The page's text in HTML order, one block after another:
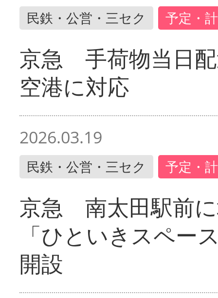
民鉄・公営・三セク 予定・
京急 手荷物当日
空港に対応
2026.03.19
民鉄・公営・三セク 予定・
京急 南太田駅前
「ひといきスペー
開設